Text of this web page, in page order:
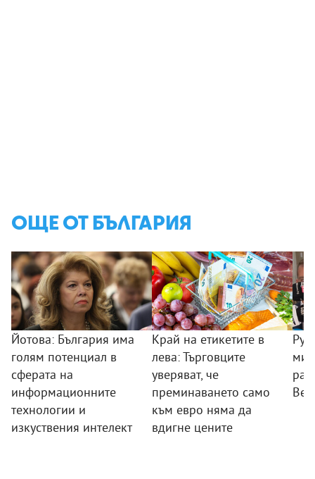
ОЩЕ ОТ БЪЛГАРИЯ
Йотова: България има
голям потенциал в
сферата на
информационните
технологии и
изкуствения интелект
Край на етикетите в
лева: Търговците
уверяват, че
преминаването само
към евро няма да
вдигне цените